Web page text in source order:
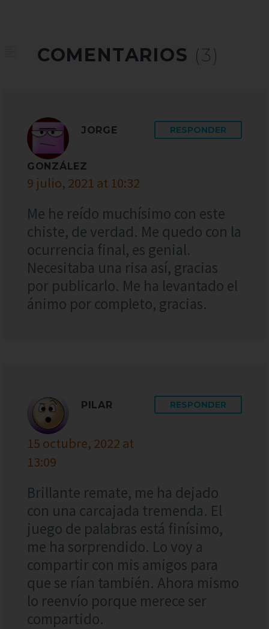
COMENTARIOS (3)
JORGE
GONZÁLEZ
9 julio, 2021 at 10:32
RESPONDER
Me he reído muchísimo con este
chiste, de verdad. Me quedo con la
ocurrencia final, es genial.
Necesitaba una risa así, gracias
por publicarlo. Me ha levantado el
ánimo por completo, gracias.
PILAR
15 octubre, 2022 at
13:09
RESPONDER
Brillante remate, me ha dejado
con una carcajada tremenda. El
juego de palabras está finísimo,
me ha sorprendido. Lo voy a
compartir con mis amigos para
que se rían también. Ahora mismo
lo reenvío porque merece ser
compartido.